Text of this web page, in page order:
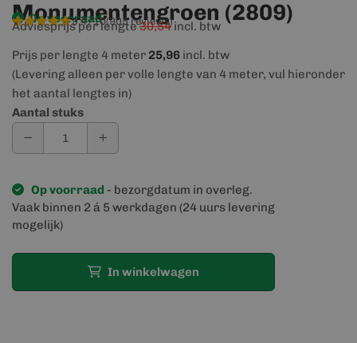
Monumentengroen (2809)
Op voorraad
9,4/10(905 reviews)
Adviesprijs per lengte30,54incl. btw
Prijs per lengte 4 meter 25,96 incl. btw
(Levering alleen per volle lengte van 4 meter, vul hieronder
het aantal lengtes in)
Aantal stuks
Op voorraad - bezorgdatum in overleg.
Vaak binnen 2 á 5 werkdagen (24 uurs levering
mogelijk)
In winkelwagen